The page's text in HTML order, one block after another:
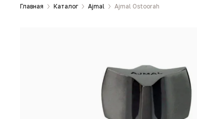
Главная Каталог Ajmal Ajmal Ostoorah